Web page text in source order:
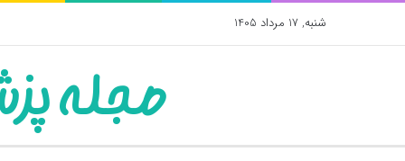
شنبه, 17 مرداد 1405
مجله